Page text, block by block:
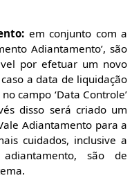
em conjunto com a
Adiantamento’, são
por efetuar um novo
a data de liquidação
campo ‘Data Controle’
disso será criado um
Adiantamento para a
cuidados, inclusive a
são de